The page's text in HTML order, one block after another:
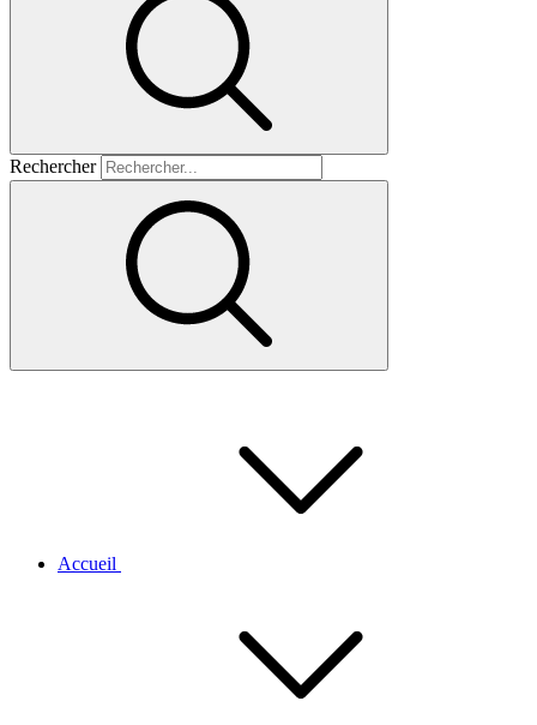
Rechercher
Accueil